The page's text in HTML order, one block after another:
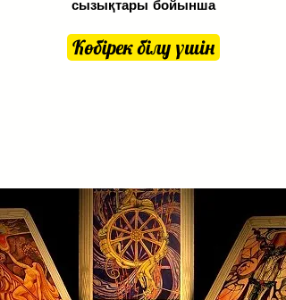
сызықтары бойынша
Көбірек білу үшін